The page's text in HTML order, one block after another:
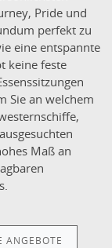
Pride und
perfekt zu
eine entspannte
keine feste
Sie an welchem
Maß an
ANGEBOTE